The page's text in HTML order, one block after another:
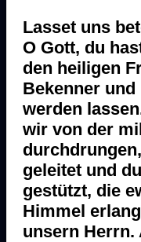
Lasset uns
O Gott, du
den heiligen
Bekenner
werden
wir von der
geleitet und
gestützt, die
Himmel
unsern Herrn.